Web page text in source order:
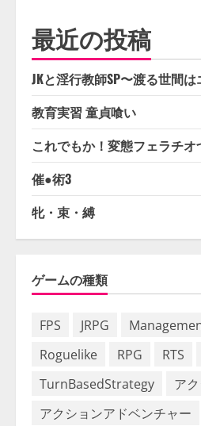
最近の投稿
JKと淫行教師SP〜渡る世間
教育実習 童貞喰い
これでもか！変態フェラチオ
催●術3
牝・束・縛
ゲームの種類
FPS JRPG
Roguelike
RPG RTS
TurnBasedStrategy
ア
アクションアドベンチャー